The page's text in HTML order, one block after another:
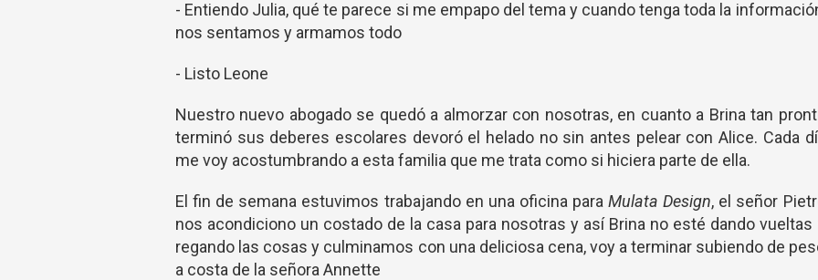
- Entiendo Julia, qué te parece si me empapo del tema y cuando tenga toda la
nos sentamos y armamos todo
- Listo Leone
Nuestro nuevo abogado se quedó a almorzar con nosotras, en cuanto a Brina tan
terminó sus deberes escolares devoró el helado no sin antes pelear con Alice. Cada
me voy acostumbrando a esta familia que me trata como si hiciera parte de ella.
El fin de semana estuvimos trabajando en una oficina paraMulata Design, el señor
nos acondiciono un costado de la casa para nosotras y así Brina no esté dando vueltas
regando las cosas y culminamos con una deliciosa cena, voy a terminar subiendo de
a costa de la señora Annette